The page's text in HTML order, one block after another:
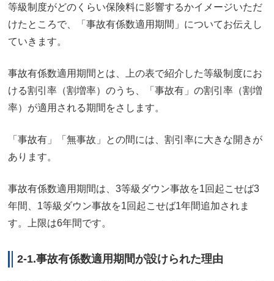
等級制度がどのくらい保険料に影響するかイメージいただ
けたところで、「事故有係数適用期間」についてお伝えし
ていきます。
事故有係数適用期間とは、上の表で紹介した等級制度にお
ける割引率（割増率）のうち、「事故有」の割引率（割増
率）が適用される期間をさします。
「事故有」「無事故」との間には、割引率に大きな開きが
あります。
事故有係数適用期間は、3等級ダウン事故を1回起こせば3
年間、1等級ダウン事故を1回起こせば1年間追加されま
す。上限は6年間です。
2-1.事故有係数適用期間が設けられた理由